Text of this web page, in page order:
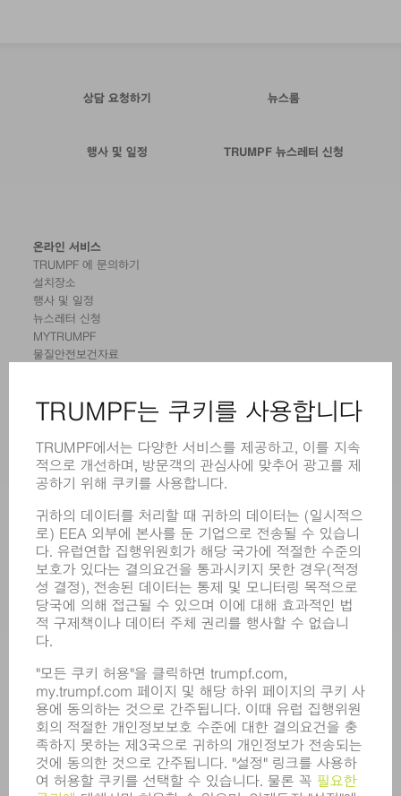
상담 요청하기 뉴스룸
행사 및 일정 TRUMPF 뉴스레터 신청
온라인 서비스
TRUMPF 에 문의하기
설치장소
행사 및 일정
뉴스레터 신청
MYTRUMPF
물질안전보건자료
레이저
전력 시스템
전동 툴
SMART FACTORY
소프트웨어
어플리케이션
부문
기업
경력
모집
기업 프로필
이사회
영업 보고서
규정 준수
내부고발자 시스템
보안
보도 자료
매거진
지속가능성
환경 & 기후